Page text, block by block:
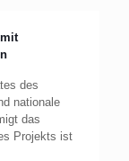
des
nationale
das
Projekts ist